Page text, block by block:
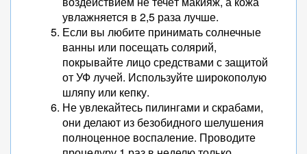
увлажняется в 2,5 раза лучше.
Если вы любите принимать солнечные
ванны или посещать солярий,
покрывайте лицо средствами с защитой
от УФ лучей. Используйте широкополую
шляпу или кепку.
Не увлекайтесь пилингами и скрабами,
они делают из безобидного шелушения
полноценное воспаление. Проводите